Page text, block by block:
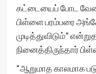
கட்டையைப் போட
பிள்ளை பரம்பரை
முடித்துவிடும்”
நினைத்திருந்தார்
“ஆறுமாத காலமாக